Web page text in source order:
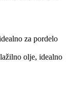
za pordelo
olje, idealno